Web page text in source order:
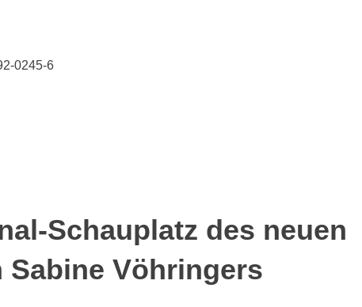
0245-6
Schauplatz des neuen
Vöhringers